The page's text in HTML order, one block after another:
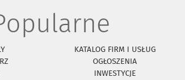
KATALOG FIRM I USŁUG
OGŁOSZENIA
INWESTYCJE